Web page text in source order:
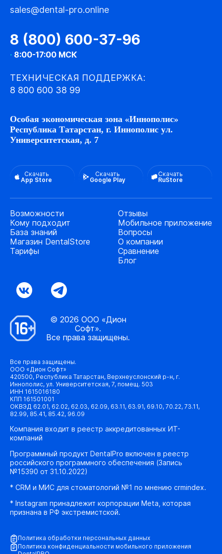
sales@dental-pro.online
8 (800) 600-37-96
· 8:00-17:00 МСК
ТЕХНИЧЕСКАЯ ПОДДЕРЖКА:
8 800 600 38 99
Особая экономическая зона «Иннополис»
Республика Татарстан, г. Иннополис ул.
Университетская, д. 7
Скачать
App Store
Скачать
Google Play
Скачать
RuStore
Возможности
Кому подходит
База знаний
Магазин DentalStore
Тарифы
Отзывы
Мобильное приложение
Вопросы
О компании
Сравнение
Блог
© 2026 ООО «Дион
Софт».
Все права защищены.
Все права защищены.
ООО «Дион Софт»
420500, Республика Татарстан, Верхнеуслонский р-н, г.
Иннополис, ул. Университетская, 7, помещ. 503
ИНН 1615016180
КПП 161501001
ОКВЭД 62.01, 62.02, 62.03, 62.09, 63.11, 63.91, 69.10, 70.22, 73.11,
82.99, 85.41, 85.42, 96.09
Компания входит в реестр аккредитованных ИТ-
компаний
Программный продукт DentalPro включен в реестр
российского программного обеспечения (Запись
№15390 от 31.10.2022)
* CRM и МИС для стоматологий №1 по мнению crmindex.
* Instagram принадлежит корпорации Meta, которая
признана в РФ экстремистской.
Политика обработки персональных данных
Политика конфиденциальности мобильного приложения